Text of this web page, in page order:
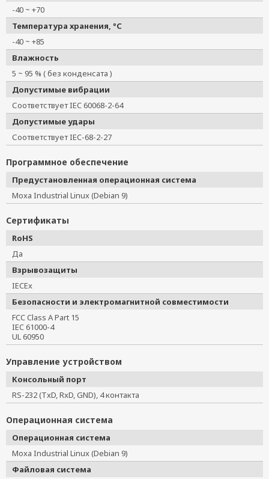
-40 ~ +70
Температура хранения, °C
-40 ~ +85
Влажность
5 ~ 95 % ( без конденсата )
Допустимые вибрации
Соответствует IEC 60068-2-64
Допустимые удары
Соответствует IEC-68-2-27
Программное обеспечение
Предустановленная операционная система
Moxa Industrial Linux (Debian 9)
Сертификаты
RoHS
Да
Взрывозащиты
IECEx
Безопасности и электромагнитной совместимости
FCC Class A Part 15
IEC 61000-4
UL 60950
Управление устройством
Консольный порт
RS-232 (TxD, RxD, GND), 4 контакта
Операционная система
Операционная система
Moxa Industrial Linux (Debian 9)
Файловая система